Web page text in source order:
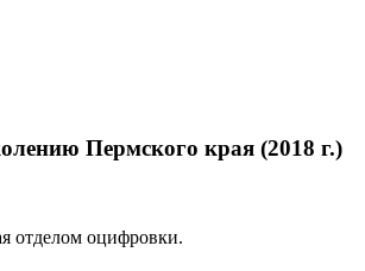
Пермского края (2018 г.)
отделом оцифровки.